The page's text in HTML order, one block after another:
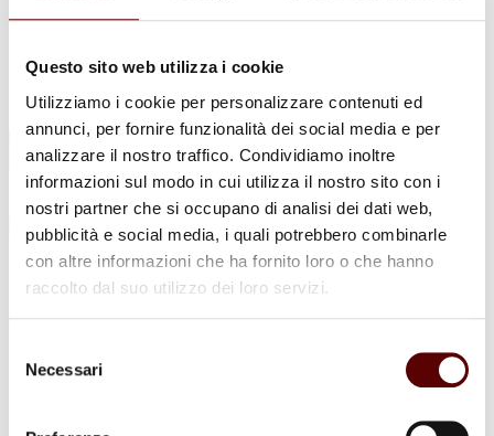
Questo sito web utilizza i cookie
Utilizziamo i cookie per personalizzare contenuti ed
annunci, per fornire funzionalità dei social media e per
analizzare il nostro traffico. Condividiamo inoltre
informazioni sul modo in cui utilizza il nostro sito con i
nostri partner che si occupano di analisi dei dati web,
pubblicità e social media, i quali potrebbero combinarle
con altre informazioni che ha fornito loro o che hanno
raccolto dal suo utilizzo dei loro servizi.
delNecessari
In caso di decesso
News
Info e Contatti
Cerca
per:
Bruno Ferluga
6 Marzo 1933 - 6 Aprile 2024
Condividi